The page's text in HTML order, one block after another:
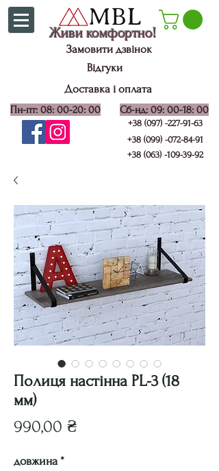
Живи комфортно!
Замовити дзвінок
Відгуки
Доставка і оплата
Пн-пт: 08: 00-20: 00 Сб-нд: 09: 00-18: 00
+38 (099) -072-84-91
+38 (097) -227-91-63
+38 (063) -109-39-92
Полиця настінна PL-3 (18
мм)
990,00 ₴Ціна
довжина *